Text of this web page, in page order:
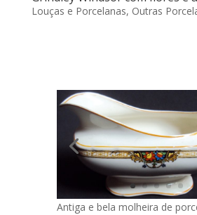
Louças e Porcelanas, Outras
Antiga e bela molheira de